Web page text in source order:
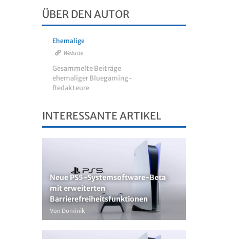
ÜBER DEN AUTOR
Ehemalige
Website
Gesammelte Beiträge
ehemaliger Bluegaming-
Redakteure
INTERESSANTE ARTIKEL
Neue PS5-Systemsoftware-Beta
mit erweiterten
Barrierefreiheitsfunktionen
Von Dominik